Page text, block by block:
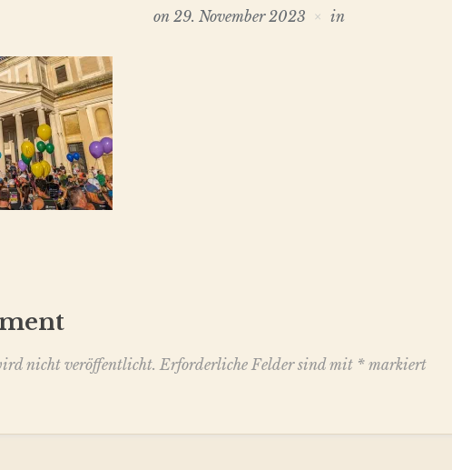
on 29. November 2023 in
nicht veröffentlicht. Erforderliche Felder sind mit *markiert